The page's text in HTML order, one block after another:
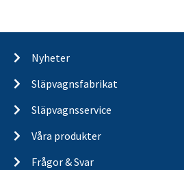
Nyheter
Släpvagnsfabrikat
Släpvagnsservice
Våra produkter
Frågor & Svar